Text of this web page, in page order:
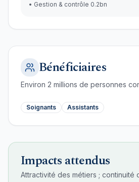
• Gestion & contrôle 0.2bn
Bénéficiaires
Environ 2 millions de personnes
Soignants Assistants
Impacts attendus
Attractivité des métiers ; continuité